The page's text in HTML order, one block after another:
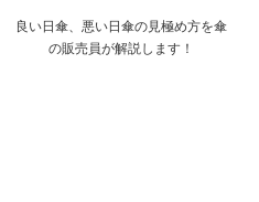
良い日傘、悪い日傘の見極め方を傘
の販売員が解説します！